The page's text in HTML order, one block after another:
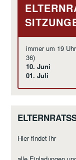
immer um 19
36)
10. Juni
01. Juli
Hier findet ihr